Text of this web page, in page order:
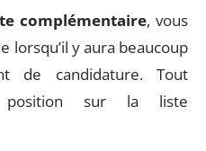
complémentaire, vous
lorsqu’il y aura beaucoup
de candidature. Tout
sur la liste